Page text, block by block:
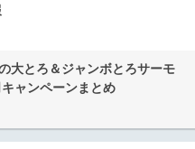
大とろ＆ジャンボとろサーモ
ャンペーンまとめ